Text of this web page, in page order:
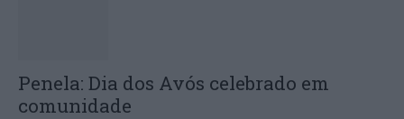
Penela: Dia dos Avós celebrado em
comunidade